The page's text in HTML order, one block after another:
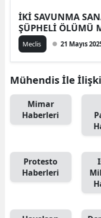
İKİ SAVUNMA
ŞÜPHELİ ÖLÜMÜ
Meclis 21 Mayıs
Mühendis İle
Mimar
Haberleri
Protesto
Haberleri